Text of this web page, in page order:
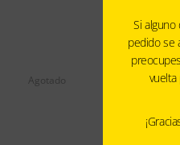
Agotado
Si
pedido se